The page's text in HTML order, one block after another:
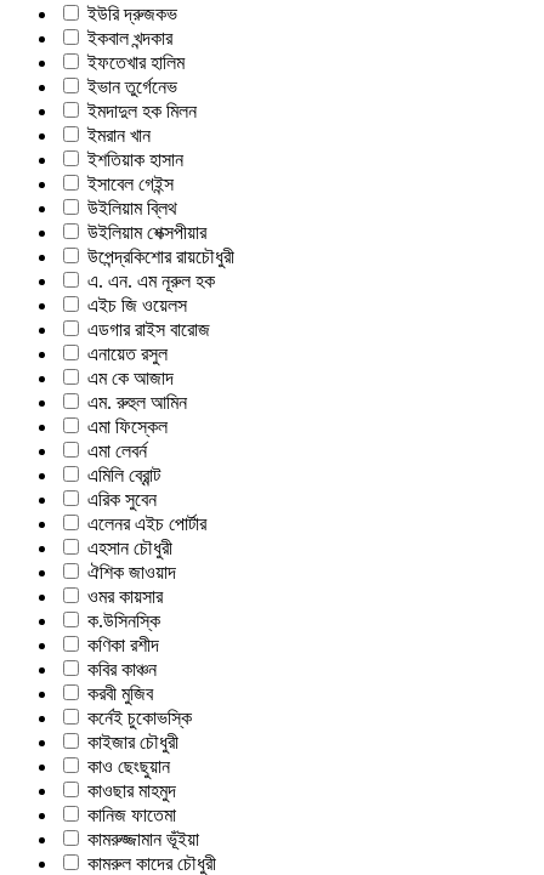
ইউরি দ্রুজকভ
ইকবাল খন্দকার
ইফতেখার হালিম
ইভান তুর্গেনেভ
ইমদাদুল হক মিলন
ইমরান খান
ইশতিয়াক হাসান
ইসাবেল গেইন্স
উইলিয়াম ব্লিথ
উইলিয়াম শেক্সপীয়ার
উপেন্দ্রকিশোর রায়চৌধুরী
এ. এন. এম নূরুল হক
এইচ জি ওয়েলস
এডগার রাইস বারোজ
এনায়েত রসুল
এম কে আজাদ
এম. রুহুল আমিন
এমা ফিস্কেল
এমা লেবর্ন
এমিলি ব্রোন্ট
এরিক সুবেন
এলেনর এইচ পোর্টার
এহসান চৌধুরী
ঐশিক জাওয়াদ
ওমর কায়সার
ক.উসিনস্কি
কণিকা রশীদ
কবির কাঞ্চন
করবী মুজিব
কর্নেই চুকোভস্কি
কাইজার চৌধুরী
কাও ছেংছুয়ান
কাওছার মাহমুদ
কানিজ ফাতেমা
কামরুজ্জামান ভূঁইয়া
কামরুল কাদের চৌধুরী